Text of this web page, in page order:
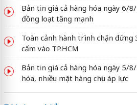
Bản tin giá cả hàng hóa ngày 6/
đồng loạt tăng mạnh
Toàn cảnh hành trình chặn đứng
cấm vào TP.HCM
Bản tin giá cả hàng hóa ngày 5/
hóa, nhiều mặt hàng chịu áp lực